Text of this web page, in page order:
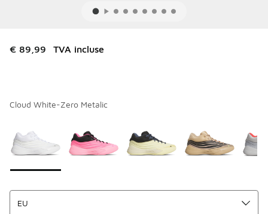
€ 89,99 TVA incluse
Cloud White-Zero Metalic